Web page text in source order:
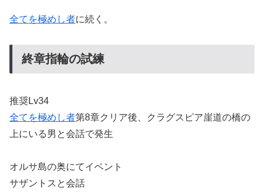
全てを極めし者に続く。
終章指輪の試練
推奨Lv34
全てを極めし者第8章クリア後、クラグスピア崖道の橋の
上にいる男と会話で発生
オルサ島の奥にてイベント
サザントスと会話